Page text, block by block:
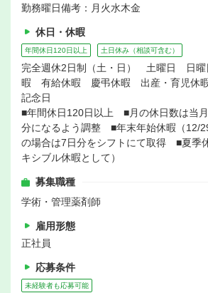
勤務曜日備考：月火水木金
休日・休暇
年間休日120日以上 土日休み（相談可含む）
完全週休2日制（土・日） 土曜日 日
暇 有給休暇 慶弔休暇 出産・育児休
記念日
■年間休日120日以上 ■月の休日数は当
分になるよう調整 ■年末年始休暇（12/
の場合は7日分をシフトにて取得 ■夏季
キシブル休暇として）
募集職種
学術・管理薬剤師
雇用形態
正社員
応募条件
未経験者も応募可能